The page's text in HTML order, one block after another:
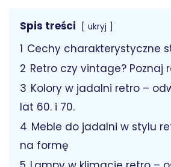
Spis treści ukryj
1 Cechy charakterystyczne
2 Retro czy vintage? Poznaj
3 Kolory w jadalni retro –
lat 60. i 70.
4 Meble do jadalni w stylu
na formę